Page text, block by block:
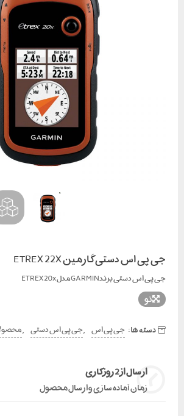
جی پی اس دستی گارمین ETREX 22X
نو
جی پی اس دستی برندGARMINمدل ETREX20x
دسته ها: جی پی اس ,جی پی اس دستی ,
ارسال از 2 روز کاری
زمان آماده سازی و ارسال محصول